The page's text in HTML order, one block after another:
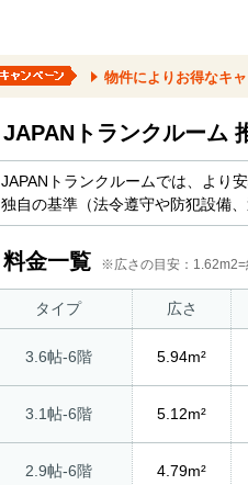
物件によりお得なキ
JAPANトランクルーム
JAPANトランクルームでは、より
独自の基準（法令遵守や防犯設備
料金一覧 ※広さの目安：
タイプ 広さ
3.6帖-6階 5.94m²
3.1帖-6階 5.12m²
2.9帖-6階 4.79m²